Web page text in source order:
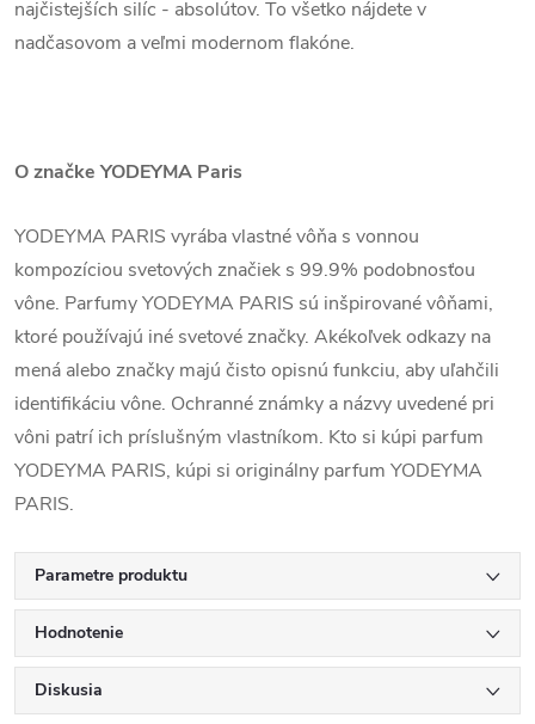
najčistejších silíc - absolútov. To všetko nájdete v
nadčasovom a veľmi modernom flakóne.
O značke YODEYMA Paris
YODEYMA PARIS vyrába vlastné vôňa s vonnou
kompozíciou svetových značiek s 99.9% podobnosťou
vône. Parfumy YODEYMA PARIS sú inšpirované vôňami,
ktoré používajú iné svetové značky. Akékoľvek odkazy na
mená alebo značky majú čisto opisnú funkciu, aby uľahčili
identifikáciu vône. Ochranné známky a názvy uvedené pri
vôni patrí ich príslušným vlastníkom. Kto si kúpi parfum
YODEYMA PARIS, kúpi si originálny parfum YODEYMA
PARIS.
Parametre produktu
Hodnotenie
Diskusia